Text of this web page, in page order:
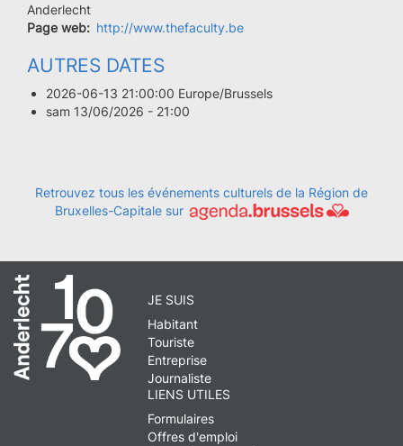
postal
Ville
Anderlecht
Page web
http://www.thefaculty.be
AUTRES DATES
2026-06-13 21:00:00 Europe/Brussels
sam 13/06/2026 - 21:00
Retrouvez tous les événements culturels de la Région de
Bruxelles-Capitale sur
JE SUIS
Habitant
Touriste
Entreprise
Journaliste
LIENS UTILES
Formulaires
Offres d'emploi